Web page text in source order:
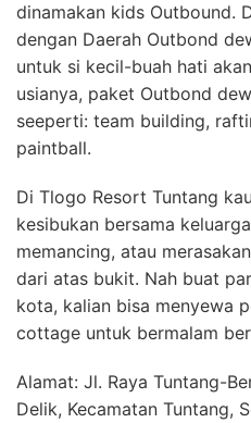
dinamakan kids Outbound.
dengan Daerah Outbond
untuk si kecil-buah hati
usianya, paket Outbond
seeperti: team building,
paintball.
Di Tlogo Resort Tuntang
kesibukan bersama
memancing, atau
dari atas bukit. Nah buat
kota, kalian bisa menyewa
cottage untuk bermalam
Alamat: Jl. Raya Tuntang-
Delik, Kecamatan Tuntang,